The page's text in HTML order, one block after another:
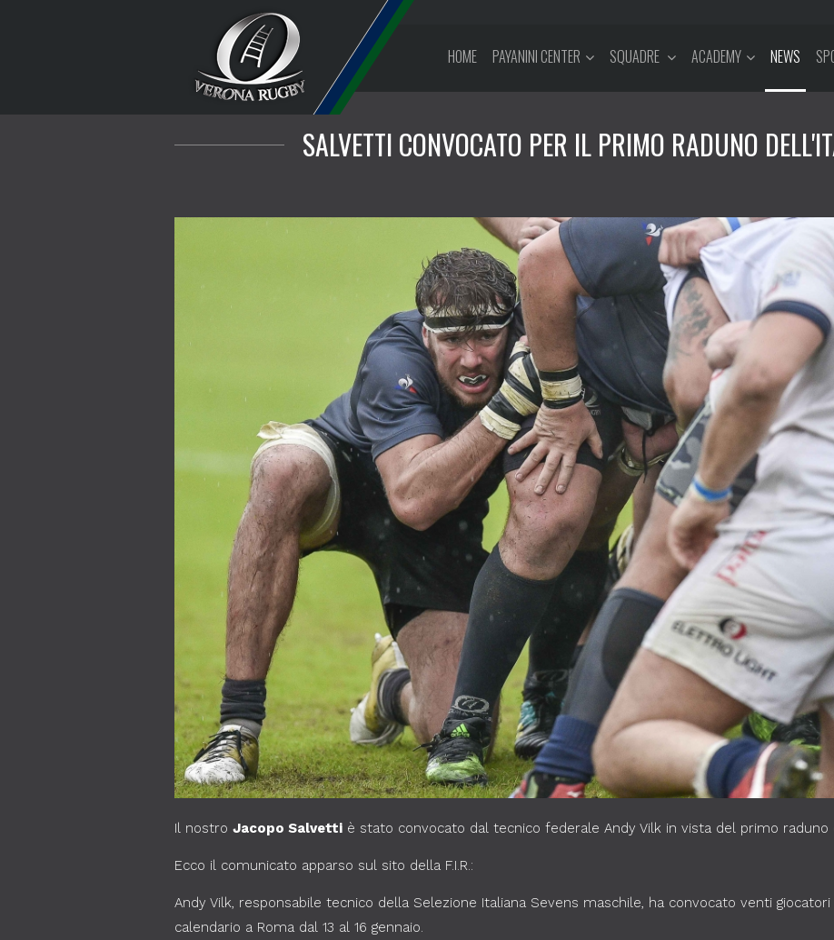
HOME PAYANINI CENTER SQUADRE ACADEMY NEWS
SALVETTI CONVOCATO PER IL PRIMO RADUNO
Il nostro Jacopo Salvetti è stato convocato dal tecnico federale Andy Vilk in vista del primo raduno
Ecco il comunicato apparso sul sito della F.I.R.:
Andy Vilk, responsabile tecnico della Selezione Italiana Sevens maschile, ha convocato venti
calendario a Roma dal 13 al 16 gennaio.